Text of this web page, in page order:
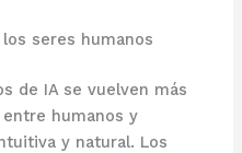
seres humanos
de IA se vuelven más
humanos y
y natural. Los